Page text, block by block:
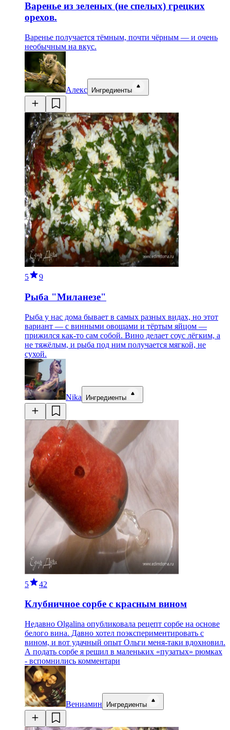
Варенье из зеленых (не спелых) грецких
орехов.
Варенье получается тёмным, почти чёрным — и очень
необычным на вкус.
Алекс Ингредиенты
5 9
Рыба "Миланезе"
Рыба у нас дома бывает в самых разных видах, но этот
вариант — с винными овощами и тёртым яйцом —
прижился как-то сам собой. Вино делает соус лёгким, а
не тяжёлым, и рыба под ним получается мягкой, не
сухой.
Nika Ингредиенты
5 42
Клубничное сорбе с красным вином
Недавно Olgalina опубликовала рецепт сорбе на основе
белого вина. Давно хотел поэкспериментировать с
вином, и вот удачный опыт Ольги меня-таки вдохновил.
А подать сорбе я решил в маленьких «пузатых» рюмках
- вспомнились комментари
Вениамин Ингредиенты